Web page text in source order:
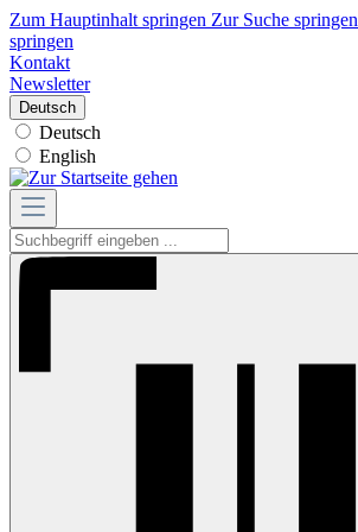
Zum Hauptinhalt springen Zur Suche springen
springen
Kontakt
Newsletter
Deutsch
Deutsch
English